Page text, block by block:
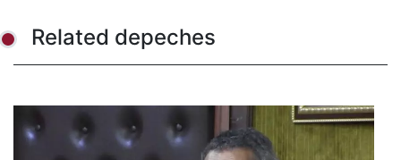
Related depeches